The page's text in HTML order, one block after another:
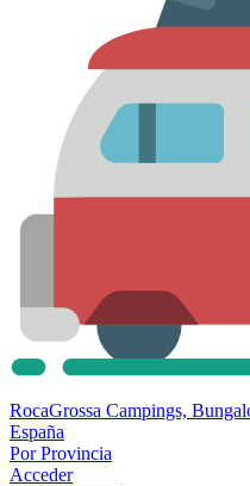
RocaGrossa Campings,
España
Por Provincia
Acceder